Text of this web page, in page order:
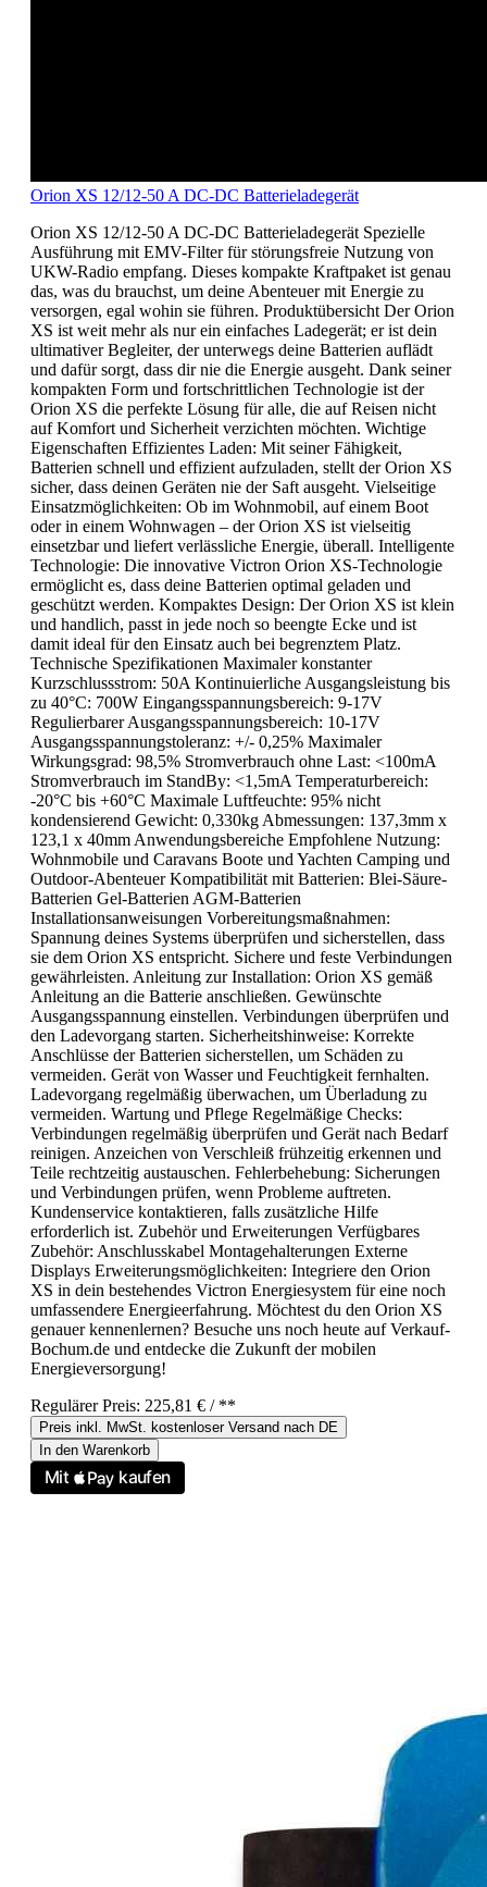
Orion XS 12/12-50 A DC-DC Batterieladegerät
Orion XS 12/12-50 A DC-DC Batterieladegerät Spezielle
Ausführung mit EMV-Filter für störungsfreie Nutzung von
UKW-Radio empfang. Dieses kompakte Kraftpaket ist genau
das, was du brauchst, um deine Abenteuer mit Energie zu
versorgen, egal wohin sie führen. Produktübersicht Der Orion
XS ist weit mehr als nur ein einfaches Ladegerät; er ist dein
ultimativer Begleiter, der unterwegs deine Batterien auflädt
und dafür sorgt, dass dir nie die Energie ausgeht. Dank seiner
kompakten Form und fortschrittlichen Technologie ist der
Orion XS die perfekte Lösung für alle, die auf Reisen nicht
auf Komfort und Sicherheit verzichten möchten. Wichtige
Eigenschaften Effizientes Laden: Mit seiner Fähigkeit,
Batterien schnell und effizient aufzuladen, stellt der Orion XS
sicher, dass deinen Geräten nie der Saft ausgeht. Vielseitige
Einsatzmöglichkeiten: Ob im Wohnmobil, auf einem Boot
oder in einem Wohnwagen – der Orion XS ist vielseitig
einsetzbar und liefert verlässliche Energie, überall. Intelligente
Technologie: Die innovative Victron Orion XS-Technologie
ermöglicht es, dass deine Batterien optimal geladen und
geschützt werden. Kompaktes Design: Der Orion XS ist klein
und handlich, passt in jede noch so beengte Ecke und ist
damit ideal für den Einsatz auch bei begrenztem Platz.
Technische Spezifikationen Maximaler konstanter
Kurzschlussstrom: 50A Kontinuierliche Ausgangsleistung bis
zu 40°C: 700W Eingangsspannungsbereich: 9-17V
Regulierbarer Ausgangsspannungsbereich: 10-17V
Ausgangsspannungstoleranz: +/- 0,25% Maximaler
Wirkungsgrad: 98,5% Stromverbrauch ohne Last: <100mA
Stromverbrauch im StandBy: <1,5mA Temperaturbereich:
-20°C bis +60°C Maximale Luftfeuchte: 95% nicht
kondensierend Gewicht: 0,330kg Abmessungen: 137,3mm x
123,1 x 40mm Anwendungsbereiche Empfohlene Nutzung:
Wohnmobile und Caravans Boote und Yachten Camping und
Outdoor-Abenteuer Kompatibilität mit Batterien: Blei-Säure-
Batterien Gel-Batterien AGM-Batterien
Installationsanweisungen Vorbereitungsmaßnahmen:
Spannung deines Systems überprüfen und sicherstellen, dass
sie dem Orion XS entspricht. Sichere und feste Verbindungen
gewährleisten. Anleitung zur Installation: Orion XS gemäß
Anleitung an die Batterie anschließen. Gewünschte
Ausgangsspannung einstellen. Verbindungen überprüfen und
den Ladevorgang starten. Sicherheitshinweise: Korrekte
Anschlüsse der Batterien sicherstellen, um Schäden zu
vermeiden. Gerät von Wasser und Feuchtigkeit fernhalten.
Ladevorgang regelmäßig überwachen, um Überladung zu
vermeiden. Wartung und Pflege Regelmäßige Checks:
Verbindungen regelmäßig überprüfen und Gerät nach Bedarf
reinigen. Anzeichen von Verschleiß frühzeitig erkennen und
Teile rechtzeitig austauschen. Fehlerbehebung: Sicherungen
und Verbindungen prüfen, wenn Probleme auftreten.
Kundenservice kontaktieren, falls zusätzliche Hilfe
erforderlich ist. Zubehör und Erweiterungen Verfügbares
Zubehör: Anschlusskabel Montagehalterungen Externe
Displays Erweiterungsmöglichkeiten: Integriere den Orion
XS in dein bestehendes Victron Energiesystem für eine noch
umfassendere Energieerfahrung. Möchtest du den Orion XS
genauer kennenlernen? Besuche uns noch heute auf Verkauf-
Bochum.de und entdecke die Zukunft der mobilen
Energieversorgung!
Regulärer Preis: 225,81 € / **
Preis inkl. MwSt. kostenloser Versand nach DE
In den Warenkorb